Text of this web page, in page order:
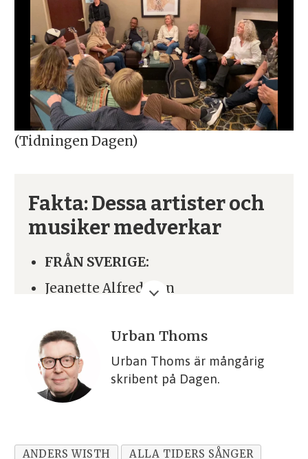
(Tidningen Dagen)
Fakta: Dessa artister och
musiker medverkar
FRÅN SVERIGE:
Jeanette Alfredsson
Evelina Gard
Josefina Gniste
Peter Hallström
Michael Jeff Johnson
Urban Thoms
Urban Thoms är mångårig
skribent på Dagen.
ANDERS WISTH
ALLA TIDERS SÅNGER